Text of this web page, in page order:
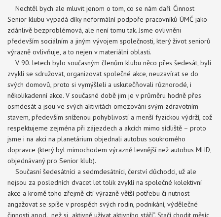
Nechtěl bych ale mluvit jenom o tom, co se nám daří. Činnost
Senior klubu vypadá díky neformální podpoře pracovníků ÚMČ jako
zdánlivě bezproblémová, ale není tomu tak. Jsme ovlivněni
především sociálním a jiným vývojem společnosti, který život seniorů
výrazně ovlivňuje, a to nejen v materiální oblasti.
V 90. letech bylo současným členům klubu něco přes šedesát, byli
zvyklí se sdružovat, organizovat společné akce, neuzavírat se do
svých domovů, proto si vymýšleli a uskutečňovali různorodé, i
několikadenní akce. V současné době jim je v průměru hodně přes
osmdesát a jsou ve svých aktivitách omezováni svým zdravotním
stavem, především sníženou pohyblivostí a menší fyzickou výdrží, což
respektujeme zejména při zájezdech a akcích mimo sídliště – proto
jsme i na akci na planetárium objednali autobus soukromého
dopravce (který byl mimochodem výrazně levnější než autobus MHD,
objednávaný pro Senior klub).
Současní šedesátníci a sedmdesátníci, čerství důchodci, už ale
nejsou za posledních dvacet let tolik zvyklí na společné kolektivní
akce a kromě toho zřejmě cítí výrazně větší potřebu či nutnost
angažovat se spíše v prospěch svých rodin, podnikání, výdělečné
činnosti apod., než si „aktivně užívat aktivního stáří“. Stačí chodit měsíc